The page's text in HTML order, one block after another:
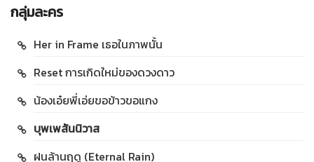
กลุ่มละคร
Her in Frame เธอในภาพนั้น
Reset การเกิดใหม่ของดวงดาว
น้องเอ๋ยพี่เอ่ยขอข้าวขอแกง
บุพเพสันนิวาส
ฝนล้านฤดู (Eternal Rain)